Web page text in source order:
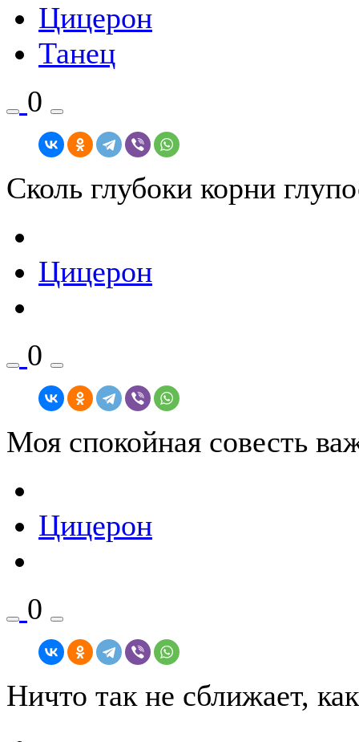
Цицерон
Танец
0
Сколь глубоки корни
Цицерон
0
Моя спокойная совесть
Цицерон
0
Ничто так не сближает,